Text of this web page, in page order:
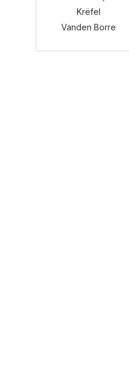
Krëfel
Vanden Borre